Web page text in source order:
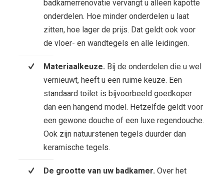
badkamerrenovatie vervangt u alleen kapotte
onderdelen. Hoe minder onderdelen u laat
zitten, hoe lager de prijs. Dat geldt ook voor
de vloer- en wandtegels en alle leidingen.
Materiaalkeuze. Bij de onderdelen die u wel
vernieuwt, heeft u een ruime keuze. Een
standaard toilet is bijvoorbeeld goedkoper
dan een hangend model. Hetzelfde geldt voor
een gewone douche of een luxe regendouche.
Ook zijn natuurstenen tegels duurder dan
keramische tegels.
De grootte van uw badkamer. Over het